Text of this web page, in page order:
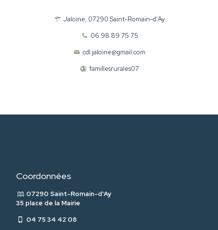
Jaloine, 07290 Saint-Romain-d'Ay
06 98 89 75 75
cdl.jaloine@gmail.com
famillesrurales07
Coordonnées
07290 Saint-Romain-d'Ay
35 place de la Mairie
04 75 34 42 08